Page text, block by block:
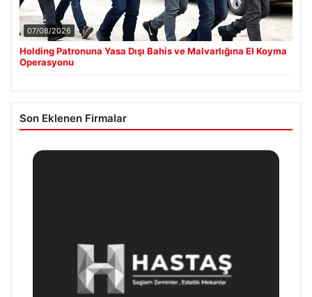
07/08/2026
Holding Patronuna Yasa Dışı Bahis ve Malvarlığına El Koyma
Operasyonu
Son Eklenen Firmalar